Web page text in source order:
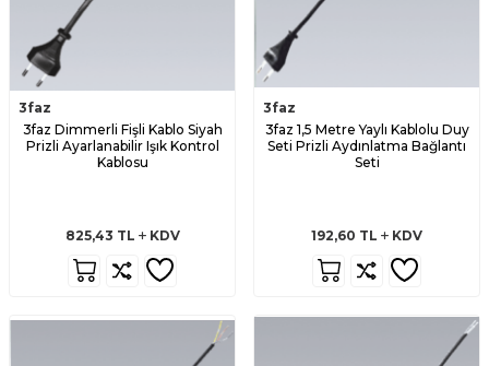
3faz
3faz Dimmerli Fişli Kablo Siyah
Prizli Ayarlanabilir Işık Kontrol
Kablosu
825,43 TL KDV
3faz
3faz 1,5 Metre Yaylı Kablolu Duy
Seti Prizli Aydınlatma Bağlantı
Seti
192,60 TL KDV